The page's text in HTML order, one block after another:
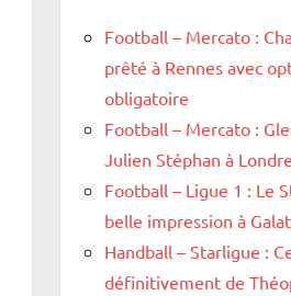
Football – Mercato :
prêté à Rennes avec
obligatoire
Football – Mercato :
Julien Stéphan à
Football – Ligue 1 : Le
belle impression à
Handball – Starligue :
définitivement de